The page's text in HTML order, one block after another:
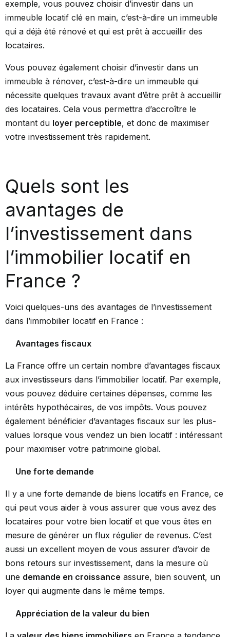
exemple, vous pouvez choisir d’investir dans un
immeuble locatif clé en main, c’est-à-dire un immeuble
qui a déjà été rénové et qui est prêt à accueillir des
locataires.
Vous pouvez également choisir d’investir dans un
immeuble à rénover, c’est-à-dire un immeuble qui
nécessite quelques travaux avant d’être prêt à accueillir
des locataires. Cela vous permettra d’accroître le
montant du loyer perceptible, et donc de maximiser
votre investissement très rapidement.
Quels sont les
avantages de
l’investissement dans
l’immobilier locatif en
France ?
Voici quelques-uns des avantages de l’investissement
dans l’immobilier locatif en France :
Avantages fiscaux
La France offre un certain nombre d’avantages fiscaux
aux investisseurs dans l’immobilier locatif. Par exemple,
vous pouvez déduire certaines dépenses, comme les
intérêts hypothécaires, de vos impôts. Vous pouvez
également bénéficier d’avantages fiscaux sur les plus-
values lorsque vous vendez un bien locatif : intéressant
pour maximiser votre patrimoine global.
Une forte demande
Il y a une forte demande de biens locatifs en France, ce
qui peut vous aider à vous assurer que vous avez des
locataires pour votre bien locatif et que vous êtes en
mesure de générer un flux régulier de revenus. C’est
aussi un excellent moyen de vous assurer d’avoir de
bons retours sur investissement, dans la mesure où
une demande en croissance assure, bien souvent, un
loyer qui augmente dans le même temps.
Appréciation de la valeur du bien